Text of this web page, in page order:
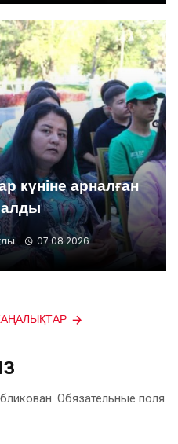
күніне арналған
алды
07.08.2026
Обязательные поля